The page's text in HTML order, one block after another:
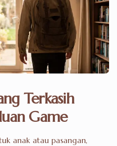
Terkasih
Game
anak atau pasangan,